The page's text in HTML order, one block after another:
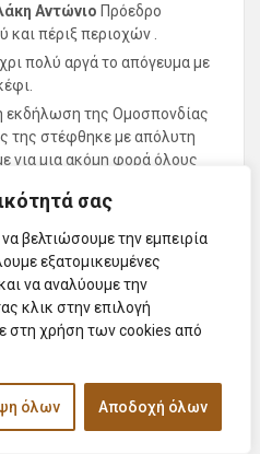
σας
βελτιώσουμε την εμπειρία
εξατομικευμένες
να αναλύουμε την
κλικ στην επιλογή
στη χρήση των cookies από
όλων Αποδοχή όλων
Αντώνιο Πρόεδρο
πέριξ περιοχών .
πολύ αργά το απόγευμα με
εκδήλωση της Ομοσπονδίας
της στέφθηκε με απόλυτη
για μια ακόμη φορά όλους
αποτέλεσμα.
και οικογενειακή
μεταλαμπαδεύουμε
παραδόσεις μας.
χωρίς να σταματήσει,
ποτές του δε θα σβήσει
και στην επόμενη
κανείς